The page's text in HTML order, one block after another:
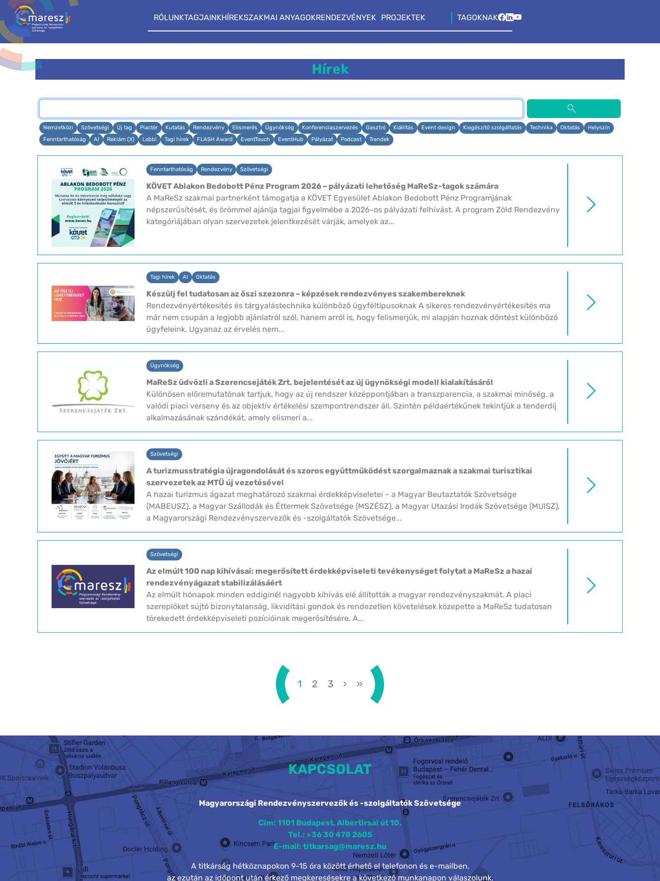
RÓLUNKTAGJAINKHÍREKSZAKMAI ANYAGOKRENDEZVÉNYEK PROJEKTEK TAGOKNAK
Hírek
search
Nemzetközi Szövetségi Új tag Piactér Kutatás Rendezvény Elismerés Ügynökség Konferenciaszervezés Gasztró Kiállítás Event design Kiegészítő szolgáltatás Technika Oktatás
Helyszín
Fenntarthatóság
AI Reklám (X) Lobbi Tagi hírek FLASH Award EventTouch EventHub Pályázat Podcast Trendek
Fenntarthatóság Rendezvény Szövetségi
KÖVET Ablakon Bedobott Pénz Program 2026 – pályázati lehetőség MaReSz-tagok számára
A MaReSz szakmai partnerként támogatja a KÖVET Egyesület Ablakon Bedobott Pénz Programjának
népszerűsítését, és örömmel ajánlja tagjai figyelmébe a 2026-os pályázati felhívást. A program Zöld Rendezvény
kategóriájában olyan szervezetek jelentkezését várják, amelyek az...
Tagi hírek AI Oktatás
Készülj fel tudatosan az őszi szezonra – képzések rendezvényes szakembereknek
Rendezvényértékesítés és tárgyalástechnika különböző ügyféltípusoknak A sikeres rendezvényértékesítés ma
már nem csupán a legjobb ajánlatról szól, hanem arról is, hogy felismerjük, mi alapján hoznak döntést különböző
ügyfeleink. Ugyanaz az érvelés nem...
Ügynökség
MaReSz üdvözli a Szerencsejáték Zrt. bejelentését az új ügynökségi modell kialakításáról
Különösen előremutatónak tartjuk, hogy az új rendszer középpontjában a transzparencia, a szakmai minőség, a
valódi piaci verseny és az objektív értékelési szempontrendszer áll. Szintén példaértékűnek tekintjük a tenderdíj
alkalmazásának szándékát, amely elismeri a...
Szövetségi
A turizmusstratégia újragondolását és szoros együttműködést szorgalmaznak a szakmai turisztikai
szervezetek az MTÜ új vezetésével
A hazai turizmus ágazat meghatározó szakmai érdekképviseletei – a Magyar Beutaztatók Szövetsége
(MABEUSZ), a Magyar Szállodák és Éttermek Szövetsége (MSZÉSZ), a Magyar Utazási Irodák Szövetsége (MUISZ),
a Magyarországi Rendezvényszervezők és -szolgáltatók Szövetsége...
Szövetségi
Az elmúlt 100 nap kihívásai: megerősített érdekképviseleti tevékenységet folytat a MaReSz a hazai
rendezvényágazat stabilizálásáért
Az elmúlt hónapok minden eddiginél nagyobb kihívás elé állították a magyar rendezvényszakmát. A piaci
szereplőket sújtó bizonytalanság, likviditási gondok és rendezetlen követelések közepette a MaReSz tudatosan
törekedett érdekképviseleti pozícióinak megerősítésére. A...
1 2 3 › »
KAPCSOLAT
Magyarországi Rendezvényszervezők és -szolgáltatók Szövetsége
Cím: 1101 Budapest, Albertirsai út 10.
Tel.: +36 30 478 2605
E-mail: titkarsag@maresz.hu
A titkárság hétköznapokon 9-15 óra között érhető el telefonon és e-mailben,
az ezután az időpont után érkező megkeresésekre a következő munkanapon válaszolunk.